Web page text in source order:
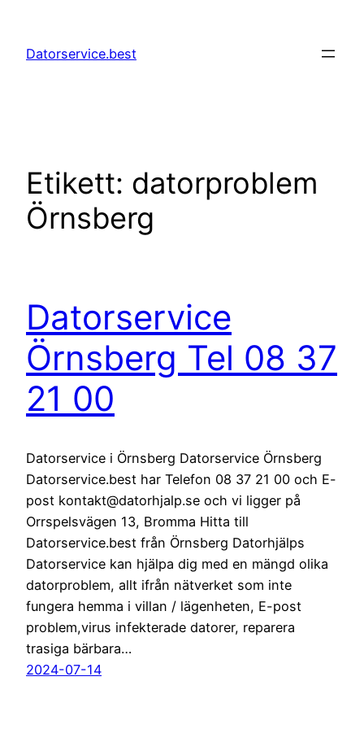
innehåll
Datorservice.best
Etikett: datorproblem
Örnsberg
Datorservice
Örnsberg Tel 08 37
21 00
Datorservice i Örnsberg Datorservice Örnsberg
Datorservice.best har Telefon 08 37 21 00 och E-
post kontakt@datorhjalp.se och vi ligger på
Orrspelsvägen 13, Bromma Hitta till
Datorservice.best från Örnsberg Datorhjälps
Datorservice kan hjälpa dig med en mängd olika
datorproblem, allt ifrån nätverket som inte
fungera hemma i villan / lägenheten, E-post
problem,virus infekterade datorer, reparera
trasiga bärbara…
2024-07-14